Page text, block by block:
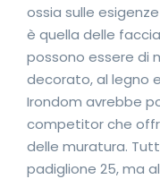
ossia sulle
è quella delle
possono essere di
decorato, al legno
Irondom avrebbe
competitor che
delle muratura.
padiglione 25, ma